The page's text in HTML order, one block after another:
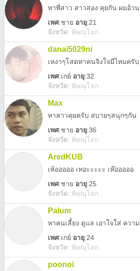
หาพี่สาว สาวสอง คุยกัน ผมอ้ว
เพศ:ชาย อายุ:21
จังหวัด: พิษณุโลก
danai5029ni
เหงาๆโสดหาคนจิงใจมีไหมครับ
เพศ:เกย์ อายุ:32
จังหวัด: พิษณุโลก
Max
หาสาวคุยครับ สบายๆสนุกๆกัน
เพศ:ชาย อายุ:36
จังหวัด: พิษณุโลก
AredKUB
เห้อออออ เหอะะะะะ เห๊อออออ
เพศ:ชาย อายุ:25
จังหวัด: พิษณุโลก
Palum
หาคนเลี้ยง ดูแล เอาใจใส่ คว
เพศ:เกย์ อายุ:24
จังหวัด: พิษณุโลก
poonoi